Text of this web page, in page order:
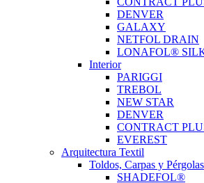
DENVER
GALAXY
NETFOL DRAIN
LONAFOL®
Interior
PARIGGI
TREBOL
NEW STAR
DENVER
CONTRACT
EVEREST
Arquitectura Textil
Toldos, Carpas y Pérgolas
SHADEFOL®